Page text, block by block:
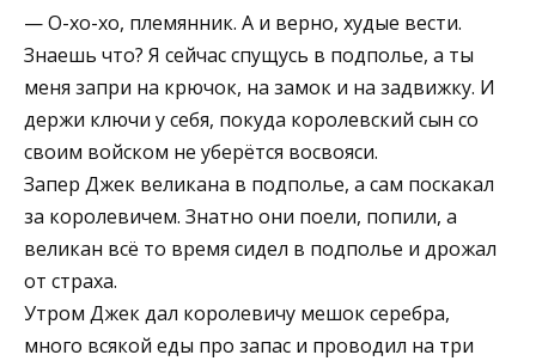
— О-хо-хо, племянник. А и верно, худые вести.
Знаешь что? Я сейчас спущусь в подполье, а ты
меня запри на крючок, на замок и на задвижку. И
держи ключи у себя, покуда королевский сын со
своим войском не уберётся восвояси.
Запер Джек великана в подполье, а сам поскакал
за королевичем. Знатно они поели, попили, а
великан всё то время сидел в подполье и дрожал
от страха.
Утром Джек дал королевичу мешок серебра,
много всякой еды про запас и проводил на три